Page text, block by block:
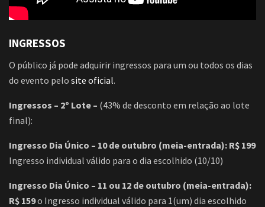
INGRESSOS
O público já pode adquirir ingressos para um ou todos os dias
do evento pelo site oficial.
Ingressos – 2º Lote – (43% de desconto em relação ao lote
final):
Ingresso Dia Único – 10 de outubro (meia-entrada): R$ 199
Ingresso individual válido para o dia escolhido (10/10)
Ingresso Dia Único – 11 ou 12 de outubro (meia-entrada):
R$ 159o Ingresso individual válido para 1(um) dia escolhido